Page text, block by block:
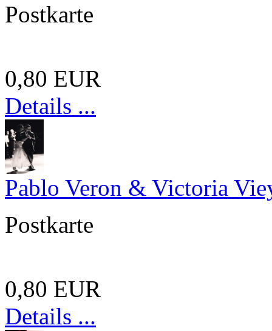
Postkarte
0,80 EUR
Details ...
Pablo Veron & Victoria
Postkarte
0,80 EUR
Details ...